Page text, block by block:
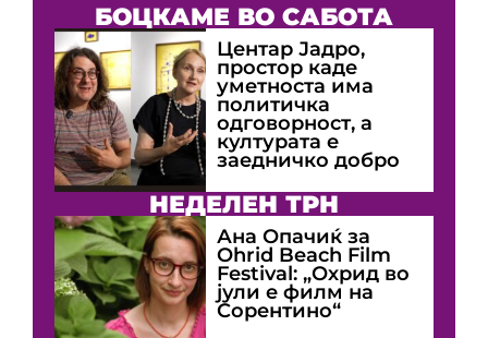
БОЦКАМЕ ВО САБОТА
Центар Јадро,
простор каде
уметноста има
политичка
одговорност, а
културата е
заедничко добро
НЕДЕЛЕН ТРН
Ана Опачиќ за
Оhrid Beach Film
Festival: „Охрид во
јули е филм на
Сорентино“